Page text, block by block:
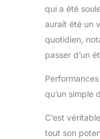
qui a été
aurait été un
quotidien,
passer d’un
qu’un simple
C’est
tout son